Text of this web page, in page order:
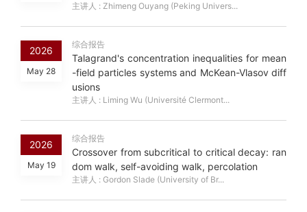
主讲人 : Zhimeng Ouyang (Peking Univers...
2026
May 28
综合报告
Talagrand's concentration inequalities for mean
-field particles systems and McKean-Vlasov diff
usions
主讲人 : Liming Wu (Université Clermont...
2026
May 19
综合报告
Crossover from subcritical to critical decay: ran
dom walk, self-avoiding walk, percolation
主讲人 : Gordon Slade (University of Br...